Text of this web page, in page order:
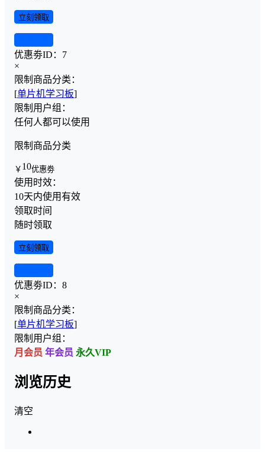
立刻领取
优惠劵ID： 7
×
限制商品分类：
[单片机学习板]
限制用户组：
任何人都可以使用
限制商品分类
￥ 10优惠劵
使用时效：
10天内使用有效
领取时间
随时领取
立刻领取
优惠劵ID： 8
×
限制商品分类：
[单片机学习板]
限制用户组：
月会员 年会员 永久VIP
浏览历史
清空